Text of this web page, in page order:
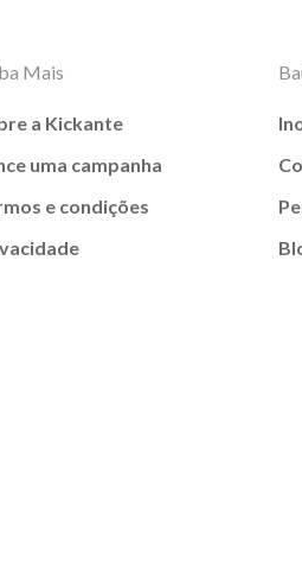
Mais
a Kickante
uma campanha
e condições